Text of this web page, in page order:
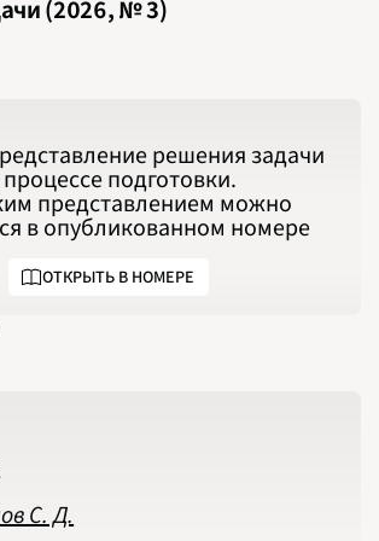
2021
(2026, № 3)
решения задачи
подготовки.
представлением можно
в опубликованном номере
ОТКРЫТЬ В НОМЕРЕ
С. Д.